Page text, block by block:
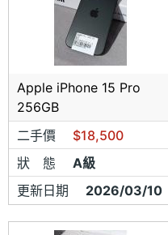
Apple iPhone 15 Pro
256GB
二手價
$18,500
狀 態
A級
更新日期
2026/03/10